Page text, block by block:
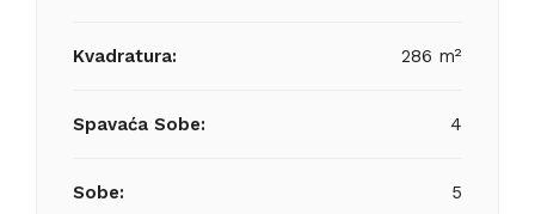
Kvadratura: 286 m²
Spavaća Sobe: 4
Sobe: 5